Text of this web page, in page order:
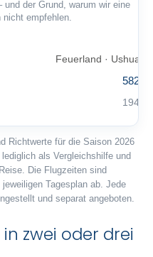
der Grund, warum wir eine
nicht empfehlen.
Feuerland · Ushuaia
582 €
194 €
Richtwerte für die Saison 2026
lediglich als Vergleichshilfe und
Die Flugzeiten sind
Tagesplan ab. Jede
und separat angeboten.
zwei oder drei